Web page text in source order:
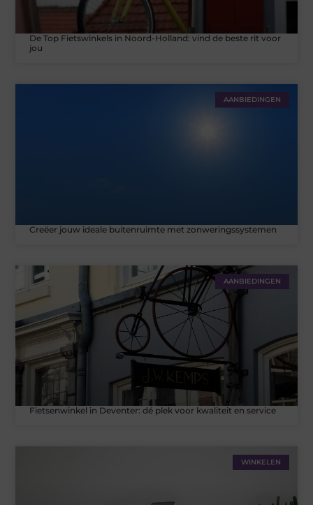
De Top Fietswinkels in Noord-Holland: vind de beste rit voor
jou
AANBIEDINGEN
Creëer jouw ideale buitenruimte met zonweringssystemen
AANBIEDINGEN
Fietsenwinkel in Deventer: dé plek voor kwaliteit en service
WINKELEN